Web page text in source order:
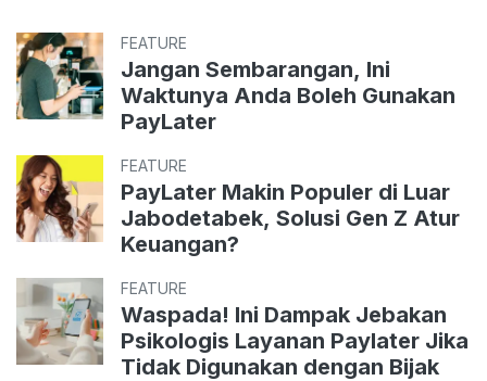
FEATURE
Jangan Sembarangan, Ini
Waktunya Anda Boleh Gunakan
PayLater
FEATURE
PayLater Makin Populer di Luar
Jabodetabek, Solusi Gen Z Atur
Keuangan?
FEATURE
Waspada! Ini Dampak Jebakan
Psikologis Layanan Paylater Jika
Tidak Digunakan dengan Bijak